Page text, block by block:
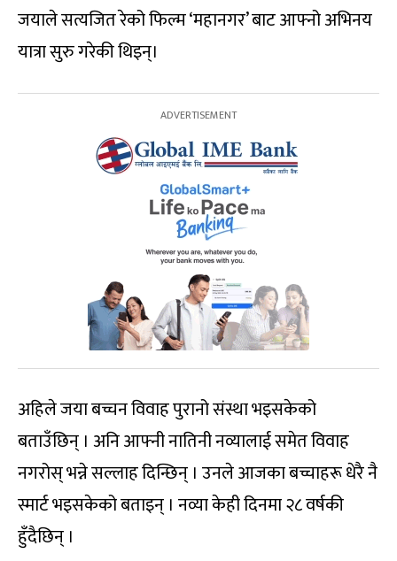
जयाले सत्यजित रेको फिल्म ‘महानगर’ बाट आफ्नो अभिनय
यात्रा सुरु गरेकी थिइन्।
अहिले जया बच्चन विवाह पुरानो संस्था भइसकेको
बताउँछिन् । अनि आफ्नी नातिनी नव्यालाई समेत विवाह
नगरोस् भन्ने सल्लाह दिन्छिन् । उनले आजका बच्चाहरू धेरै नै
स्मार्ट भइसकेको बताइन् । नव्या केही दिनमा २८ वर्षकी
हुँदैछिन् ।